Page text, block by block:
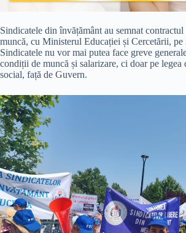
Sindicatele din învățământ au semnat
muncă, cu Ministerul Educației și Cercetării, pe
Sindicatele nu vor mai putea face greve
condiții de muncă și salarizare, ci doar pe legea
social, față de Guvern.